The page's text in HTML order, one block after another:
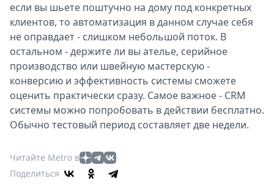
если вы шьете поштучно на дому под конкретных
клиентов, то автоматизация в данном случае себя
не оправдает - слишком небольшой поток. В
остальном - держите ли вы ателье, серийное
производство или швейную мастерскую -
конверсию и эффективность системы сможете
оценить практически сразу. Самое важное - CRM
системы можно попробовать в действии бесплатно.
Обычно тестовый период составляет две недели.
Читайте Metro в
Поделиться